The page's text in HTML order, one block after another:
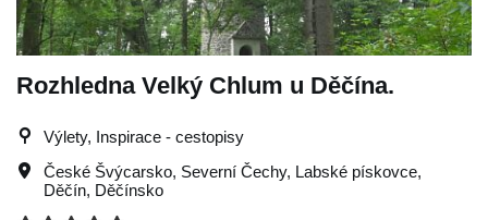
Rozhledna Velký Chlum u Děčína.
Výlety, Inspirace - cestopisy
České Švýcarsko, Severní Čechy, Labské pískovce,
Děčín, Děčínsko